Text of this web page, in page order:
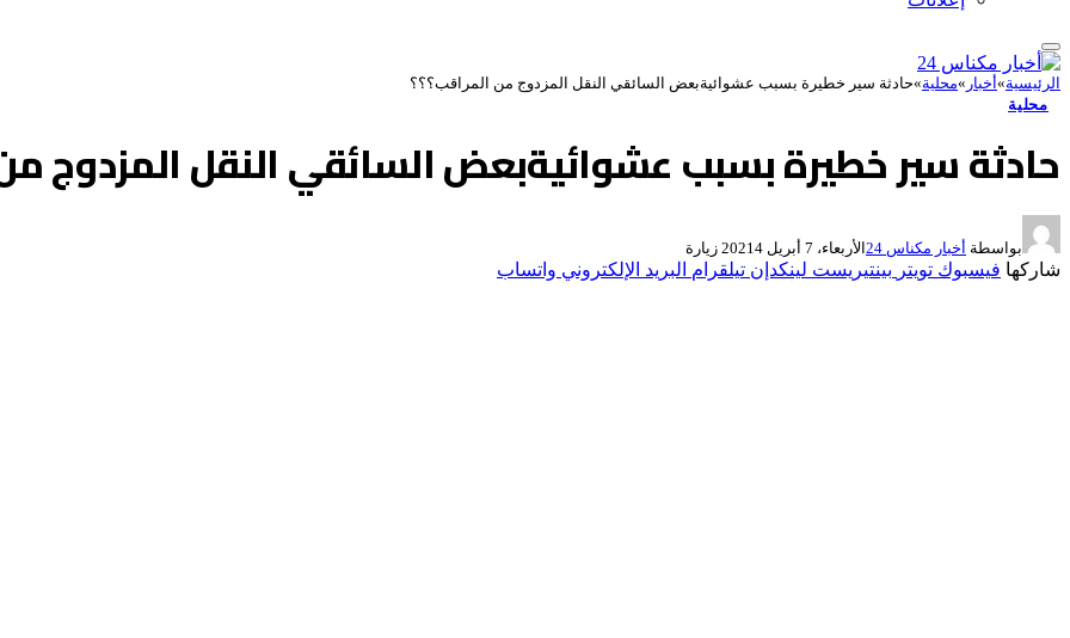
الرئيسية»أخبار »محلية»حادثة سير خطيرة بسبب عشوائيةبعض السائقي النقل المزدوج من المراقب؟؟؟
محلية
حادثة سير خطيرة بسبب عشوائيةبعض السائقي النقل المزدوج
بواسطة أخبار مكناس 24 الأربعاء، 7 أبريل 2021 4 زيارة
شاركها فيسبوك تويتر بينتيريست لينكدإن تيلقرام البريد الإلكتروني واتساب